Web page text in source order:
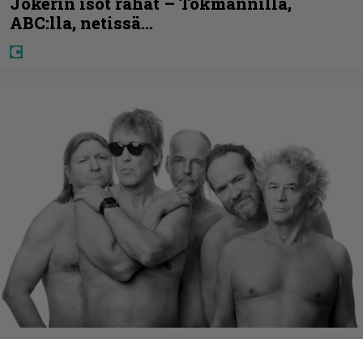
ABC:lla, netissä…